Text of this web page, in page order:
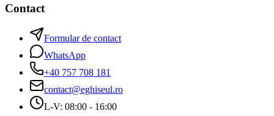
Contact
Formular de contact
WhatsApp
+40 757 708 181
contact@eghiseul.ro
L-V: 08:00 - 16:00